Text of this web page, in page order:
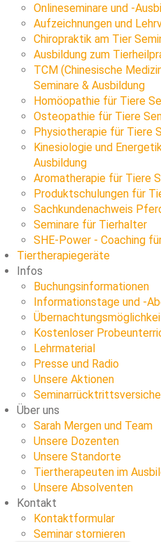
Onlineseminare und -
Aufzeichnungen und
Chiropraktik am Tier
Ausbildung zum
TCM (Chinesische
Seminare & Ausbildung
Homöopathie für Tiere
Osteopathie für Tiere
Physiotherapie für Tiere
Kinesiologie und
Ausbildung
Aromatherapie für Tiere
Produktschulungen für
Sachkundenachweis
Seminare für Tierhalter
SHE-Power - Coaching
Tiertherapiegeräte
Infos
Buchungsinformationen
Informationstage und -
Kostenloser
Lehrmaterial
Presse und Radio
Unsere Aktionen
Über uns
Sarah Mergen und Team
Unsere Dozenten
Unsere Standorte
Tiertherapeuten im
Unsere Absolventen
Kontakt
Kontaktformular
Seminar stornieren